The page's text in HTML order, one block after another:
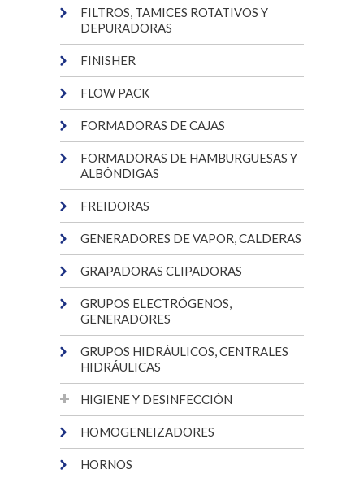
FILTROS, TAMICES ROTATIVOS Y
DEPURADORAS
FINISHER
FLOW PACK
FORMADORAS DE CAJAS
FORMADORAS DE HAMBURGUESAS Y
ALBÓNDIGAS
FREIDORAS
GENERADORES DE VAPOR, CALDERAS
GRAPADORAS CLIPADORAS
GRUPOS ELECTRÓGENOS,
GENERADORES
GRUPOS HIDRÁULICOS, CENTRALES
HIDRÁULICAS
HIGIENE Y DESINFECCIÓN
HOMOGENEIZADORES
HORNOS